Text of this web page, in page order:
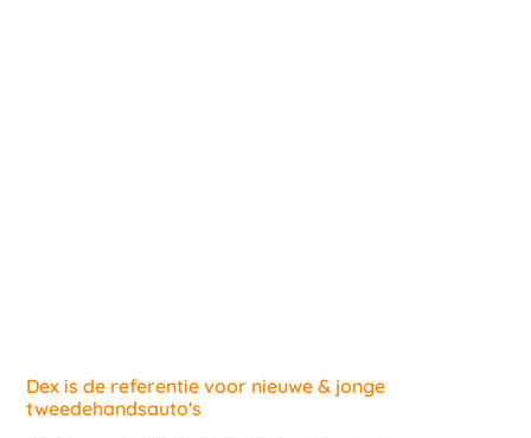
Dex is de referentie voor nieuwe & jonge
tweedehandsauto's